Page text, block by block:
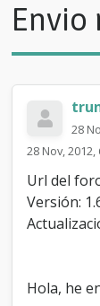
Envio
28
28 Nov,
Url del
Versión:
Hola, he